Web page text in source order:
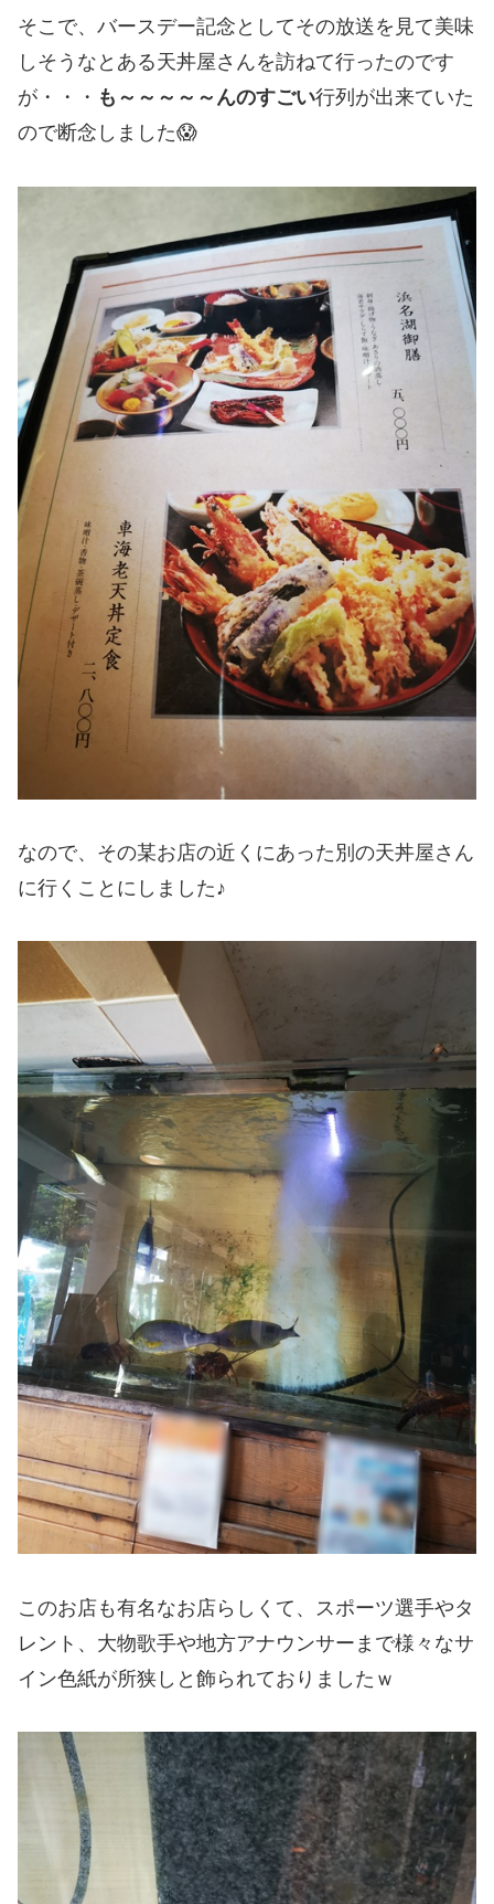
そこで、バースデー記念としてその放送を見て美味
しそうなとある天丼屋さんを訪ねて行ったのです
が・・・ も～～～～～んのすごい行列が出来ていた
ので断念しました😱
なので、その某お店の近くにあった別の天丼屋さん
に行くことにしました♪
このお店も有名なお店らしくて、スポーツ選手やタ
レント、大物歌手や地方アナウンサーまで様々なサ
イン色紙が所狭しと飾られておりましたｗ